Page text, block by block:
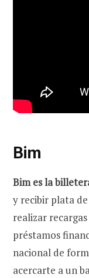
Bim
Bim es la
y recibir plata
realizar
préstamos
nacional de
acercarte a un